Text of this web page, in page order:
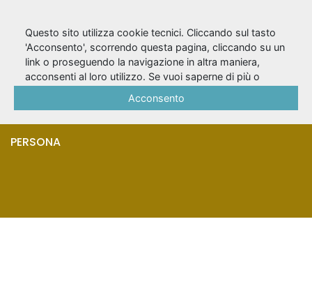
Baldinotti,
Alessandro
PERSONA
Questo sito utilizza cookie tecnici. Cliccando sul tasto
'Acconsento', scorrendo questa pagina, cliccando su un
link o proseguendo la navigazione in altra maniera,
acconsenti al loro utilizzo. Se vuoi saperne di più o
Acconsento